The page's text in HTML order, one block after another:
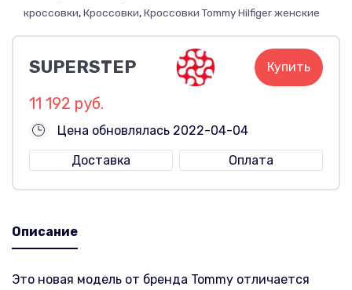
кроссовки,Кроссовки,Кроссовки Tommy Hilfiger женские
SUPERSTEP Купить
11 192 руб.
Цена обновлялась 2022-04-04
Доставка
Оплата
Описание
Это новая модель от бренда Tommy отличается